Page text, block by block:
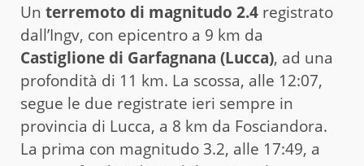
Un terremoto di magnitudo 2.4 registrato
dall’Ingv, con epicentro a 9 km da
Castiglione di Garfagnana (Lucca), ad una
profondità di 11 km. La scossa, alle 12:07,
segue le due registrate ieri sempre in
provincia di Lucca, a 8 km da Fosciandora.
La prima con magnitudo 3.2, alle 17:49, a